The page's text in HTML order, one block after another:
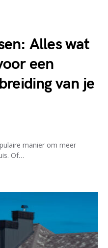
Alles wat
een
van je
manier om meer
Of…